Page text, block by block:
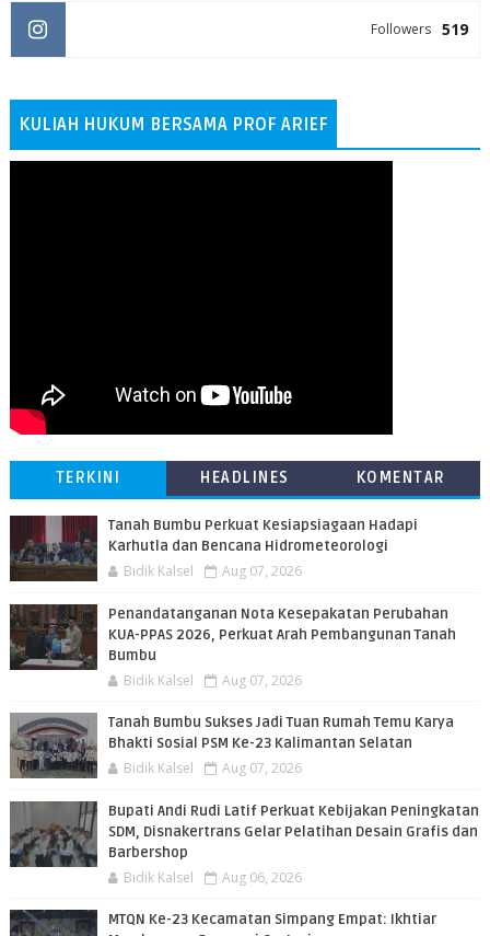
519
Followers
KULIAH HUKUM BERSAMA PROF ARIEF
TERKINI HEADLINES KOMENTAR
Tanah Bumbu Perkuat Kesiapsiagaan Hadapi
Karhutla dan Bencana Hidrometeorologi
Bidik Kalsel Aug 07, 2026
Penandatanganan Nota Kesepakatan Perubahan
KUA-PPAS 2026, Perkuat Arah Pembangunan Tanah
Bumbu
Bidik Kalsel Aug 07, 2026
Tanah Bumbu Sukses Jadi Tuan Rumah Temu Karya
Bhakti Sosial PSM Ke-23 Kalimantan Selatan
Bidik Kalsel Aug 07, 2026
Bupati Andi Rudi Latif Perkuat Kebijakan Peningkatan
SDM, Disnakertrans Gelar Pelatihan Desain Grafis dan
Barbershop
Bidik Kalsel Aug 06, 2026
MTQN Ke-23 Kecamatan Simpang Empat: Ikhtiar